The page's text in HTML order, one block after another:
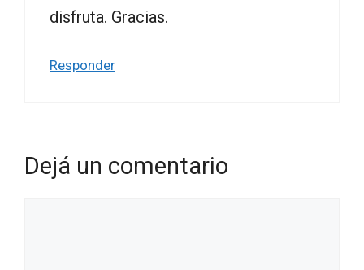
disfruta. Gracias.
Responder
Dejá un comentario